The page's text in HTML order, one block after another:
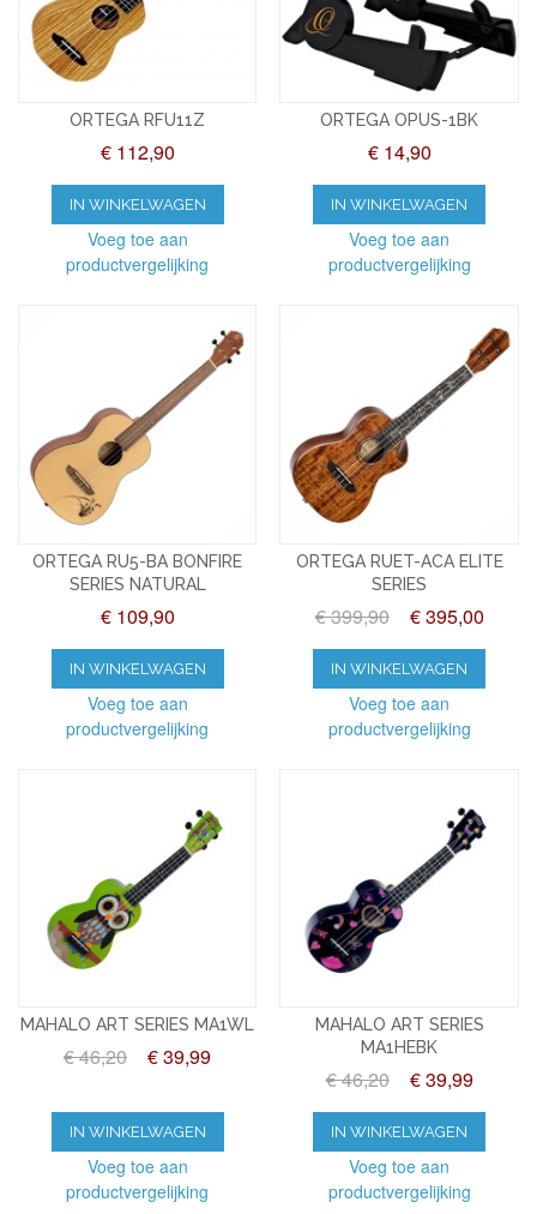
ORTEGA RFU11Z
€ 112,90
IN WINKELWAGEN
Voeg toe aan
productvergelijking
ORTEGA OPUS-1BK
€ 14,90
IN WINKELWAGEN
Voeg toe aan
productvergelijking
ORTEGA RU5-BA BONFIRE
SERIES NATURAL
€ 109,90
IN WINKELWAGEN
Voeg toe aan
productvergelijking
ORTEGA RUET-ACA ELITE
SERIES
€ 399,90 € 395,00
IN WINKELWAGEN
Voeg toe aan
productvergelijking
MAHALO ART SERIES MA1WL
€ 46,20 € 39,99
IN WINKELWAGEN
Voeg toe aan
productvergelijking
MAHALO ART SERIES
MA1HEBK
€ 46,20 € 39,99
IN WINKELWAGEN
Voeg toe aan
productvergelijking